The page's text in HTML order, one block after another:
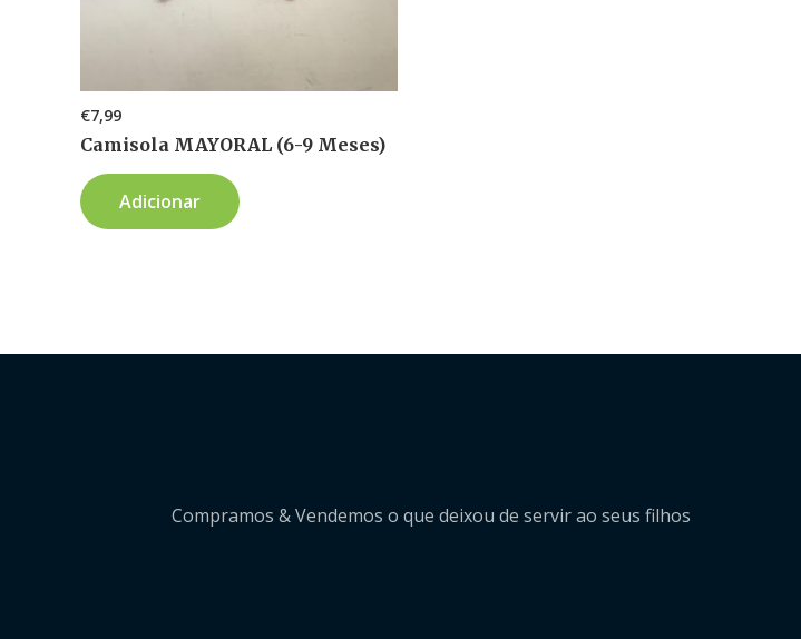
€7,99
Camisola MAYORAL (6-9 Meses)
Adicionar
Compramos & Vendemos o que deixou de servir ao seus filhos